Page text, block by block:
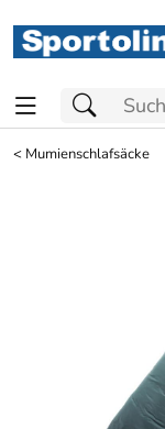
< Mumienschlafsäcke